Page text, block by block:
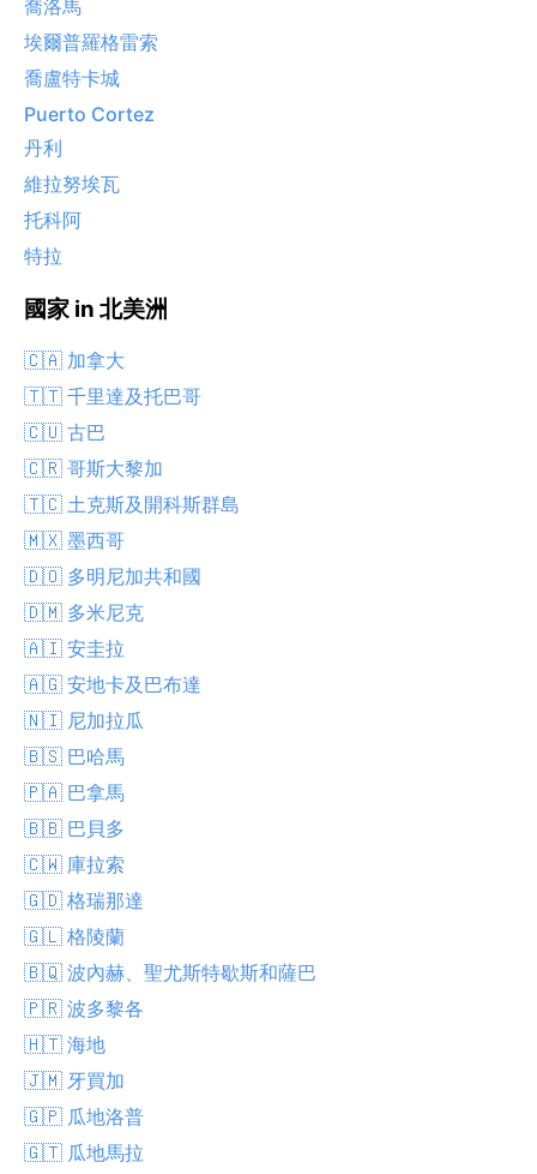
喬洛馬
埃爾普羅格雷索
喬盧特卡城
Puerto Cortez
丹利
維拉努埃瓦
托科阿
特拉
國家 in 北美洲
🇨🇦 加拿大
🇹🇹 千里達及托巴哥
🇨🇺 古巴
🇨🇷 哥斯大黎加
🇹🇨 土克斯及開科斯群島
🇲🇽 墨西哥
🇩🇴 多明尼加共和國
🇩🇲 多米尼克
🇦🇮 安圭拉
🇦🇬 安地卡及巴布達
🇳🇮 尼加拉瓜
🇧🇸 巴哈馬
🇵🇦 巴拿馬
🇧🇧 巴貝多
🇨🇼 庫拉索
🇬🇩 格瑞那達
🇬🇱 格陵蘭
🇧🇶 波內赫、聖尤斯特歇斯和薩巴
🇵🇷 波多黎各
🇭🇹 海地
🇯🇲 牙買加
🇬🇵 瓜地洛普
🇬🇹 瓜地馬拉